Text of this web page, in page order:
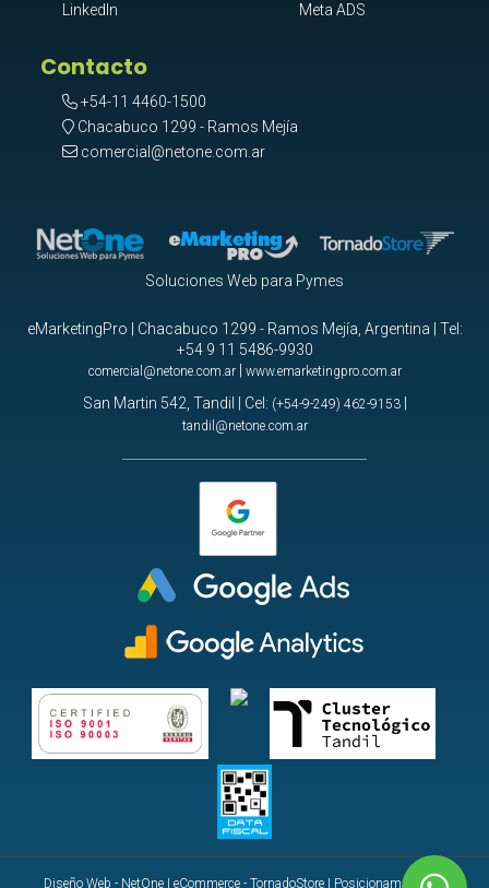
LinkedIn
Meta ADS
Contacto
+54-11 4460-1500
Chacabuco 1299 - Ramos Mejía
comercial@netone.com.ar
Soluciones Web para Pymes
eMarketingPro | Chacabuco 1299 - Ramos Mejía, Argentina | Tel:
+54 9 11 5486-9930
comercial@netone.com.ar| www.emarketingpro.com.ar
San Martin 542, Tandil | Cel: (+54-9-249) 462-9153|
tandil@netone.com.ar
Diseño Web - NetOne eCommerce - TornadoStore Posicionamiento en